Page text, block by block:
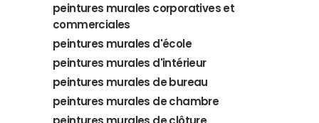
peintures murales corporatives et
commerciales
peintures murales d'école
peintures murales d'intérieur
peintures murales de bureau
peintures murales de chambre